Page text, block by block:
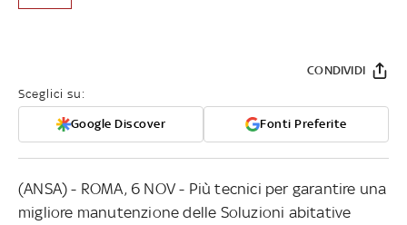
Sceglici su:
Google Discover Fonti Preferite
CONDIVIDI
(ANSA) - ROMA, 6 NOV - Più tecnici per garantire una
migliore manutenzione delle Soluzioni abitative